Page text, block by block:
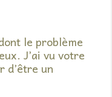
le problème
J’ai vu votre
d’être un